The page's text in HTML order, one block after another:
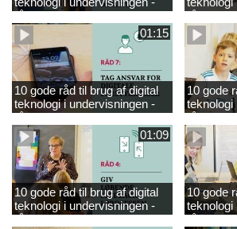
råd 10
råd 8
01:15
10 gode råd til brug af digital
teknologi i undervisningen -
råd 7
10 gode
teknologi
råd 6
01:09
10 gode råd til brug af digital
teknologi i undervisningen -
råd 4
10 gode
teknologi
råd 5